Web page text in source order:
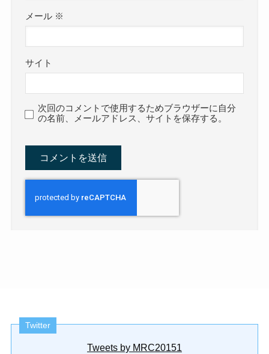
メール ※
サイト
次回のコメントで使用するためブラウザーに自分
の名前、メールアドレス、サイトを保存する。
Twitter
Tweets by MRC20151